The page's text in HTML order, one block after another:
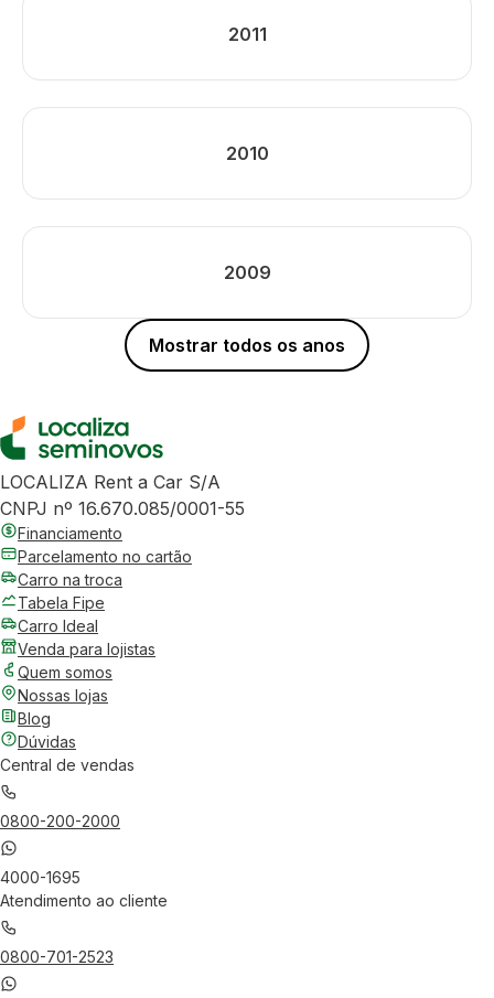
2011
2010
2009
Mostrar todos os anos
LOCALIZA Rent a Car S/A
CNPJ nº 16.670.085/0001-55
Financiamento
Parcelamento no cartão
Carro na troca
Tabela Fipe
Carro Ideal
Venda para lojistas
Quem somos
Nossas lojas
Blog
Dúvidas
Central de vendas
0800-200-2000
4000-1695
Atendimento ao cliente
0800-701-2523